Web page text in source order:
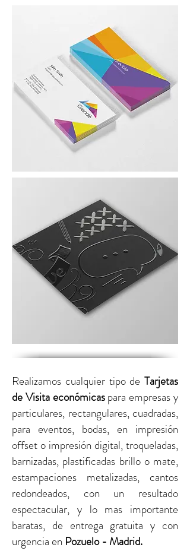
Realizamos cualquier tipo de Tarjetas
de Visita económicaspara empresas y
particulares, rectangulares, cuadradas,
para eventos, bodas, en impresión
offset o impresión digital,troqueladas,
barnizadas, plastificadas brillo o mate,
estampaciones metalizadas, cantos
redondeados, con un resultado
espectacular, y lo mas importante
baratas, de entrega gratuita y con
urgencia en Pozuelo - Madrid.